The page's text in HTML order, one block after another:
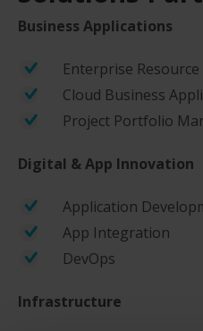
Business Applications
Enterprise
Cloud Business
Project Portfolio
Digital & App Innovation
Application
App Integration
DevOps
Infrastructure